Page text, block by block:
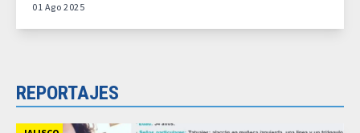
01 Ago 2025
REPORTAJES